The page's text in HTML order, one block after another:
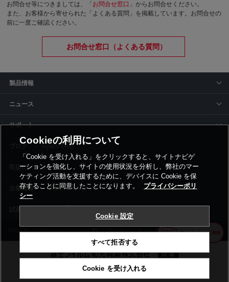
お問合せ等につきましては、「 お問合せ窓口 」からお問合せください。
また、お客様から寄せられた「よくある質問」を掲載しています。お問合せの
前に一度ご確認ください。
お問合せ窓口（よくある質問）
製品情報
ニュース
サポート
siyaku-blog
取扱いメーカー
事業所一覧
利用規約 プライバシーポリシー コーポレートサイト Cookie設定
©富士フイルム和光純薬株式会社
Cookieの利用について
「Cookie を受け入れる」をクリックすると、サイトナビゲ
ーションを強化し、サイトの使用状況を分析し、弊社のマー
ケティング活動を支援するために、デバイスに Cookie を保
存することに同意したことになります。
プライバシーポリ
シー
Cookie 設定
すべて拒否する
Cookie を受け入れる